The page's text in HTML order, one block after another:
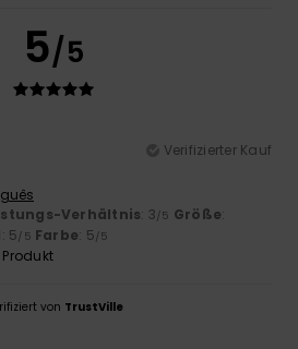
5/5
Verifizierter Kauf
Verhältnis: 3/5 Größe:
: 5/5 Farbe: 5/5
von TrustVille